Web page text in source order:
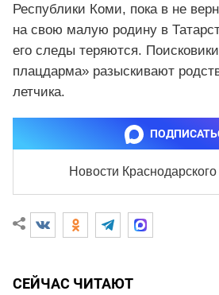
Республики Коми, пока в не
на свою малую родину в
его следы теряются.
плацдарма» разыскивают
летчика.
Новости Краснодарского
СЕЙЧАС ЧИТАЮТ